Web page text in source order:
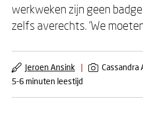
werkweken zijn geen
zelfs averechts. ‘We
Jeroen Ansink | Cassandra
5-6 minuten leestijd